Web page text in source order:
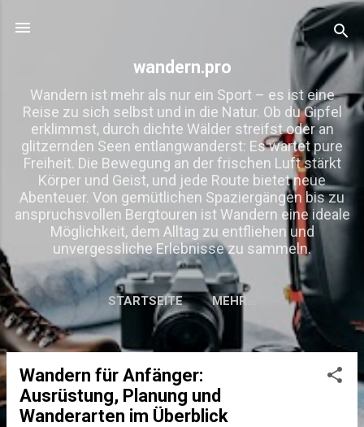
wandern.pro
Wandern ist mehr als nur ein Sport – es ist eine
Reise zu sich selbst und in die Natur. Ob du Gipfel
erklimmst, durch dichte Wälder streifst oder an
glitzernden Seen entlangwanderst: Es wartet pure
Freiheit. Die Bewegung an der frischen Luft stärkt
Körper und Geist, und jede Route bietet neue
Abenteuer. Von gemütlichen Spaziergängen bis zu
anspruchsvollen Bergtouren ist Wandern eine ideale
Möglichkeit, dem Alltag zu entfliehen und
unvergessliche Erlebnisse zu sammeln.
STARTSEITE MEHR…
PWandern für Anfänger:
Ausrüstung, Planung und
Wanderarten im Überblick